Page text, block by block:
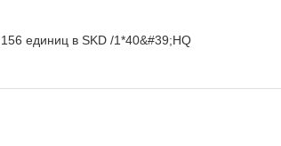
156 единиц в SKD /1*40&#39;HQ